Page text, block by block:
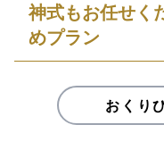
神式もお任せく
めプラン
おくり